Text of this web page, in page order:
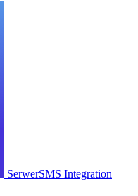
SerwerSMS Integration